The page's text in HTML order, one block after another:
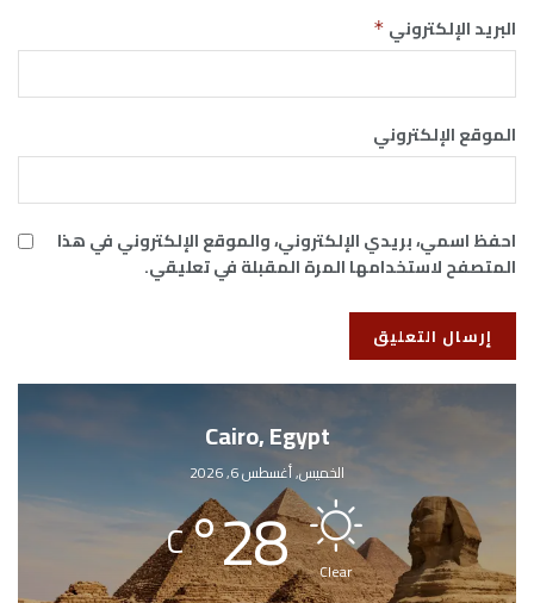
البريد الإلكتروني *
الموقع الإلكتروني
احفظ اسمي، بريدي الإلكتروني، والموقع الإلكتروني في هذا
المتصفح لاستخدامها المرة المقبلة في تعليقي.
Cairo, Egypt
الخميس, أغسطس 6, 2026
Clear
28
°
C